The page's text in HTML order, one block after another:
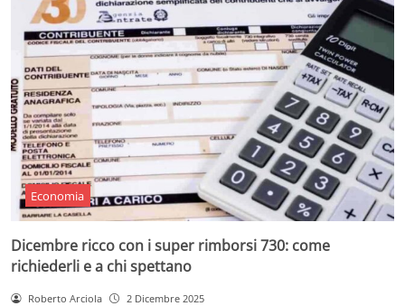
Economia
Dicembre ricco con i super rimborsi 730: come
richiederli e a chi spettano
Roberto Arciola 2 Dicembre 2025